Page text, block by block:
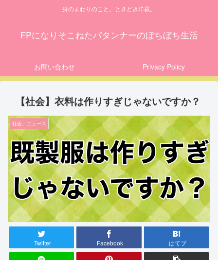
身のまわりのこと。ときどき洋裁。
FPになりそこねたパタンナーのぼちぼち生活
お問い合わせ Privacy Policy
【社会】衣料は作りすぎじゃないですか？
社会、ニュース
Twitter Facebook はてブ